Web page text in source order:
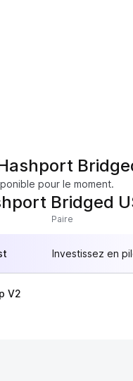
pour le moment.
Bridged
Paire
Investissez en
V2